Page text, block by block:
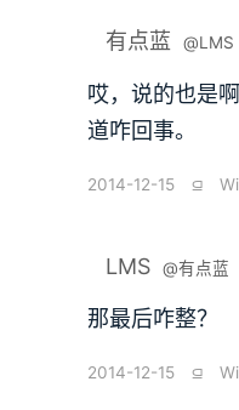
有点蓝 @LMS
哎，说的也是
道咋回事。
2014-12-15 ⫑
LMS @有点蓝
那最后咋整？
2014-12-15 ⫑